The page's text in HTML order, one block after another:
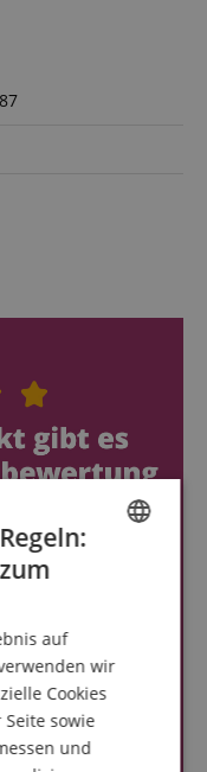
FRENCH
ITALIAN
auf
wir
Cookies
sowie
und